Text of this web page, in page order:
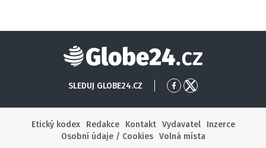
Globe24
SLEDUJ GLOBE24.CZ
Přejít
Facebook
Přejít
X
Etický kodex
Redakce Kontakt Vydavatel
Inzerce
Osobní údaje / Cookies
Volná místa